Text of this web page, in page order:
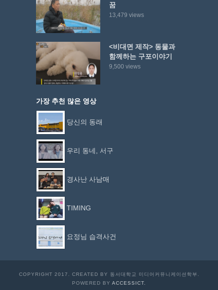
꿈
13,479 views
<비대면 제작> 동물과
함께하는 구포이야기
9,500 views
가장 추천 많은 영상
당신의 동래
우리 동네, 서구
경사난 사남매
TIMING
요정님 습격사건
COPYRIGHT 2017. CREATED BY 동서대학교 미디어커뮤니케이션학부.
POWERED BY ACCESSICT.